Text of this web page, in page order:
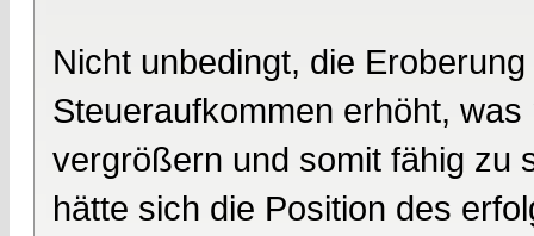
Nicht unbedingt, die
Steueraufkommen erhöht,
vergrößern und somit fähig zu
hätte sich die Position des